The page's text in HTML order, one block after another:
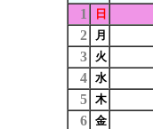
1 日
2 月
3 火
4 水
5 木
6 金